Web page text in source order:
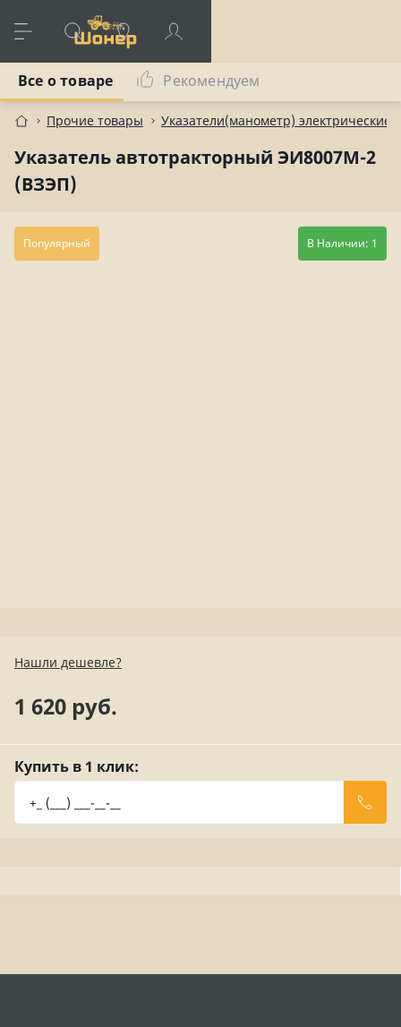
Прочие товары Указатели(манометр)
Указатель автотракторный ЭИ8007М-2
(ВЗЭП)
Все о товаре Рекомендуем
Популярный В Наличии: 1
Нашли дешевле?
1 620 руб.
Купить в 1 клик: